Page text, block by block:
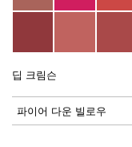
딥 크림슨
to
cart
options
Actions
변형